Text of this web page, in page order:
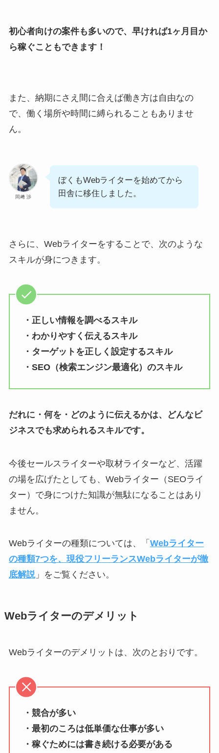
初心者向けの案件も多いので、早ければ1ヶ月目か
ら稼ぐこともできます！
また、納期にさえ間に合えば働き方は自由なの
で、働く場所や時間に縛られることもありませ
ん。
岡﨑 渉
ぼくもWebライターを始めてから
田舎に移住しました。
さらに、Webライターをすることで、次のような
スキルが身につきます。
・正しい情報を調べるスキル
・わかりやすく伝えるスキル
・ターゲットを正しく設定するスキル
・SEO（検索エンジン最適化）のスキル
だれに・何を・どのように伝えるかは、どんなビ
ジネスでも求められるスキルです。
今後セールスライターや取材ライターなど、活躍
の場を広げたとしても、Webライター（SEOライ
ター）で身につけた知識が無駄になることはあり
ません。
Webライターの種類については、「 Webライター
の種類7つを、現役フリーランスWebライターが徹
底解説」をご覧ください。
Webライターのデメリット
Webライターのデメリットは、次のとおりです。
・競合が多い
・最初のころは低単価な仕事が多い
・稼ぐためには書き続ける必要がある